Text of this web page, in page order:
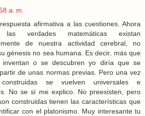
a. m.
afirmativa a las cuestiones. Ahora
verdades matemáticas existan
de nuestra actividad cerebral, no
génesis no sea humana. Es decir, más que
o se descubren yo diría que se
de unas normas previas. Pero una vez
se vuelven universales e
No se si me explico. No preexisten, pero
construidas tienen las características que
con el platonismo. Muy interesante tu